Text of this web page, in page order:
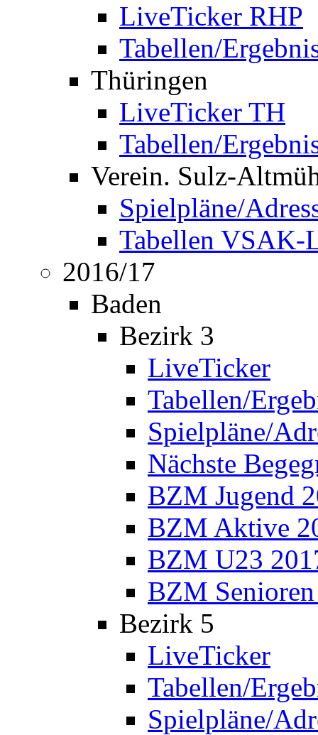
LiveTicker RHP
Tabellen/
Thüringen
LiveTicker TH
Tabellen/
Verein. Sulz-
Spielpläne/
Tabellen VSAK-
2016/17
Baden
Bezirk 3
LiveTicker
Tabellen/
Spielpläne/
Nächste
BZM Jugend
BZM Aktive
BZM U23
BZM
Bezirk 5
LiveTicker
Tabellen/
Spielpläne/